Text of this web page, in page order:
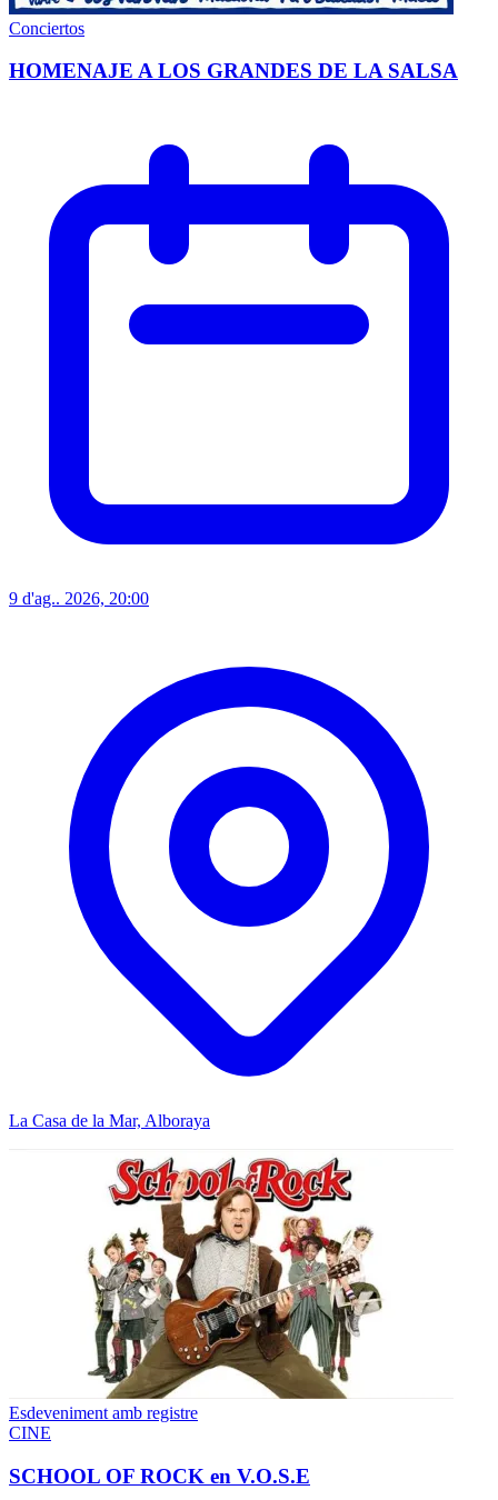
Conciertos
HOMENAJE A LOS GRANDES DE LA SALSA
9 d'ag.. 2026, 20:00
La Casa de la Mar, Alboraya
Esdeveniment amb registre
CINE
SCHOOL OF ROCK en V.O.S.E